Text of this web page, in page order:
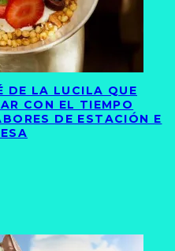
DE LA LUCILA QUE
CON EL TIEMPO
DE ESTACIÓN E